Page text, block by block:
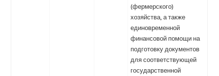
(фермерского)
хозяйства, а также
единовременной
финансовой помощи на
подготовку документов
для соответствующей
государственной